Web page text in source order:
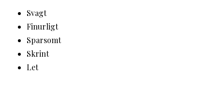
Svagt
Finurligt
Sparsomt
Skrint
Let